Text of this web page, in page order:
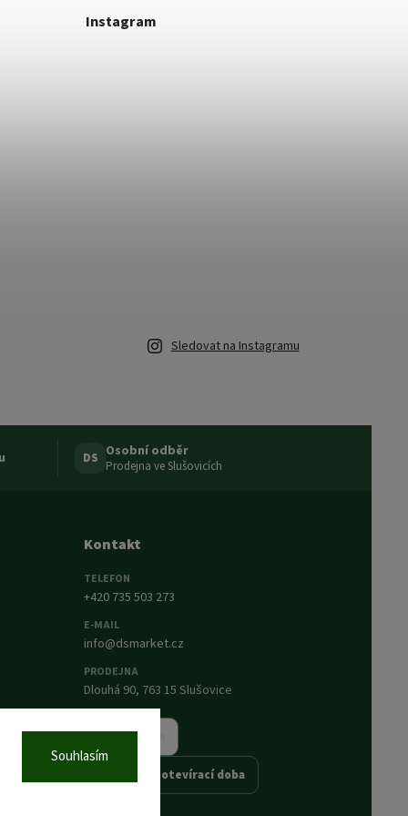
Souhlasím
Instagram
Sledovat na Instagramu
DS Osobní odběr
Prodejna ve Slušovicích
Kontakt
TELEFON
+420 735 503 273
E-MAIL
info@dsmarket.cz
PRODEJNA
Dlouhá 90, 763 15 Slušovice
Napsat nám
Prodejna a otevírací doba